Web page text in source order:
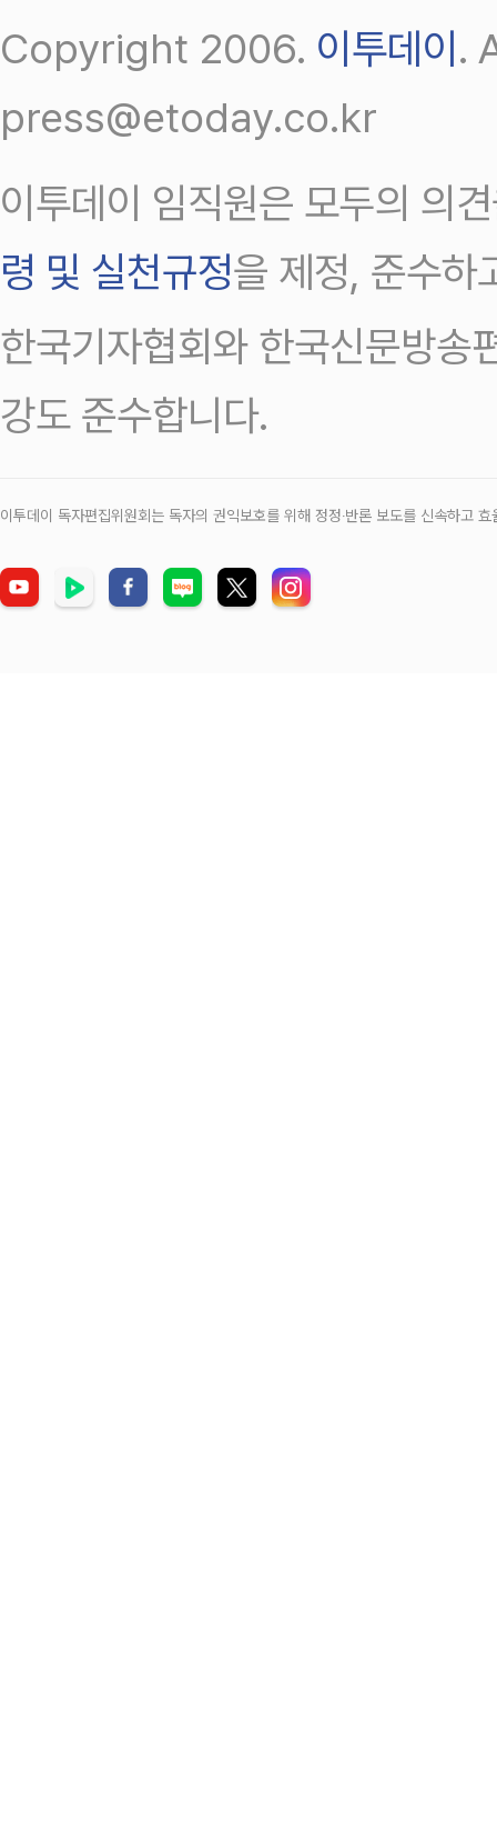
Copyright 2006. 이투데이.
press@etoday.co.kr
이투데이 임직원은 모두의 의
령 및 실천규정을 제정, 준수하
한국기자협회와 한국신문방송
강도 준수합니다.
이투데이 독자편집위원회는 독자의 권익보호를 위해 정정‧반론 보도를 신속하고